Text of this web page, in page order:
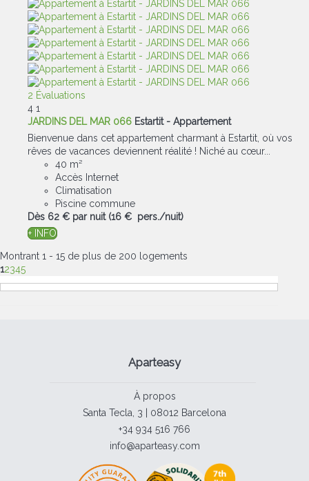
2 Évaluations
4 1
JARDINS DEL MAR 066 Estartit - Appartement
Bienvenue dans cet appartement charmant à Estartit, où vos
rêves de vacances deviennent réalité ! Niché au cœur...
40 m²
Accès Internet
Climatisation
Piscine commune
Dès 62 € par nuit (16 € pers./nuit)
+ INFO
Montrant 1 - 15 de plus de 200 logements
12345
Aparteasy
À propos
Santa Tecla, 3 | 08012 Barcelona
+34 934 516 766
info@aparteasy.com